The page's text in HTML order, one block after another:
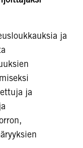
ja
ja
yksi